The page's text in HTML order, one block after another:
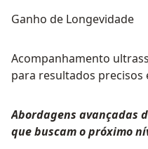
Ganho de Longevidade
Acompanhamento
para resultados precisos
Abordagens avançadas
que buscam o próximo